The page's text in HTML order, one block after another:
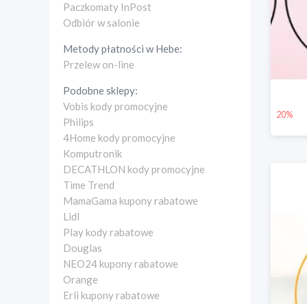
Paczkomaty InPost
Odbiór w salonie
Metody płatności wHebe:
Przelew on-line
Podobne sklepy:
Vobis kody promocyjne
Philips
4Home kody promocyjne
Komputronik
DECATHLON kody promocyjne
Time Trend
MamaGama kupony rabatowe
Lidl
Play kody rabatowe
Douglas
NEO24 kupony rabatowe
Orange
Erli kupony rabatowe
20%